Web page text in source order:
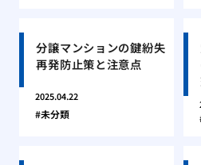
分譲マンションの鍵紛失
再発防止策と注意点
2025.04.22
未分類